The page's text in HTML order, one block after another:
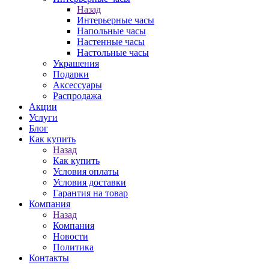
Назад
Интерьерные часы
Напольные часы
Настенные часы
Настольные часы
Украшения
Подарки
Аксессуары
Распродажа
Акции
Услуги
Блог
Как купить
Назад
Как купить
Условия оплаты
Условия доставки
Гарантия на товар
Компания
Назад
Компания
Новости
Политика
Контакты